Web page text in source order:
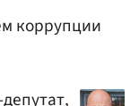
коррупции